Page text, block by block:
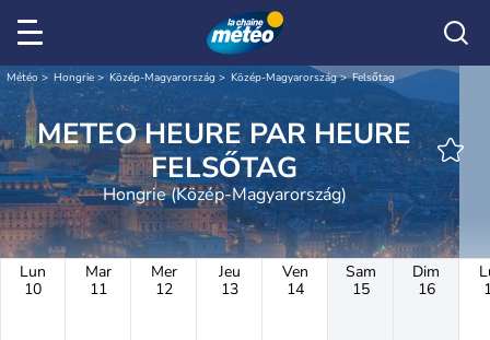
Météo Hongrie Közép-Magyarország Közép-Magyarország Felsőtag
METEO HEURE PAR HEURE
FELSŐTAG
Hongrie (Közép-Magyarország)
Lun
10
Mar
11
Mer
12
Jeu
13
Ven
14
Sam
15
Dim
16